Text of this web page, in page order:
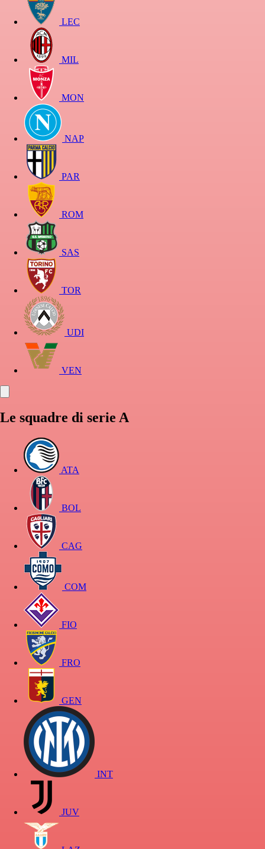
LEC
MIL
MON
NAP
PAR
ROM
SAS
TOR
UDI
VEN
Le squadre di serie A
ATA
BOL
CAG
COM
FIO
FRO
GEN
INT
JUV